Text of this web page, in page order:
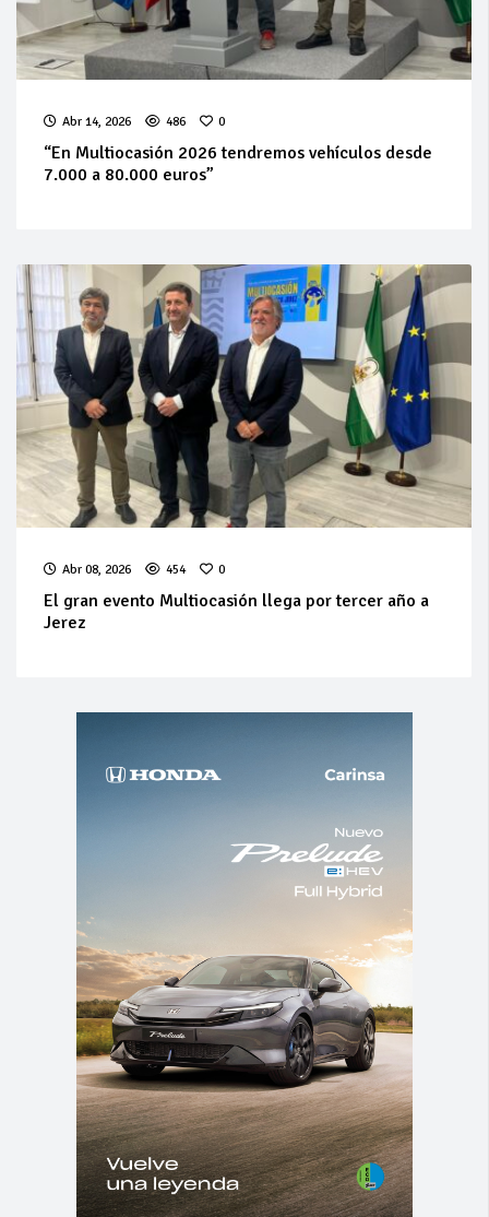
Abr 14, 2026 486 0
“En Multiocasión 2026 tendremos vehículos desde
7.000 a 80.000 euros”
Abr 08, 2026 454 0
El gran evento Multiocasión llega por tercer año a
Jerez